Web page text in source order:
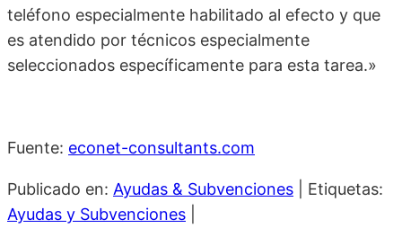
teléfono especialmente habilitado al efecto y que
es atendido por técnicos especialmente
seleccionados específicamente para esta tarea.»
Fuente: econet-consultants.com
Publicado en: Ayudas & Subvenciones
Etiquetas:
Ayudas y Subvenciones